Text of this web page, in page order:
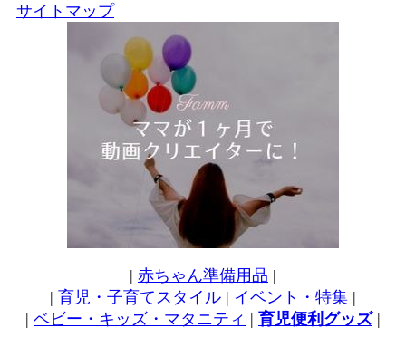
サイトマップ
| 赤ちゃん準備用品 |
| 育児・子育てスタイル | イベント・特集 |
| ベビー・キッズ・マタニティ | 育児便利グッズ|